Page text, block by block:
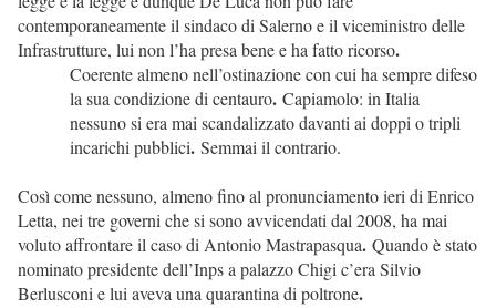
contemporaneamente il sindaco di Salerno e il viceministro delle
Infrastrutture, lui non l’ha presa bene e ha fatto ricorso.
Coerente almeno nell’ostinazione con cui ha sempre difeso
la sua condizione di centauro. Capiamolo: in Italia
nessuno si era mai scandalizzato davanti ai doppi o tripli
incarichi pubblici. Semmai il contrario.
Così come nessuno, almeno fino al pronunciamento ieri di Enrico
Letta, nei tre governi che si sono avvicendati dal 2008, ha mai
voluto affrontare il caso di Antonio Mastrapasqua. Quando è stato
nominato presidente dell’Inps a palazzo Chigi c’era Silvio
Berlusconi e lui aveva una quarantina di poltrone.